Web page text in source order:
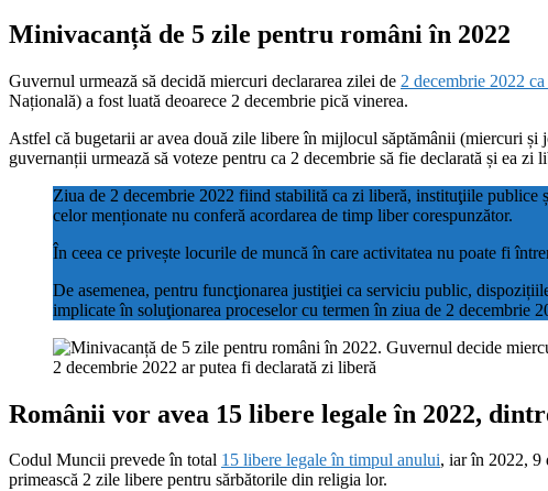
Minivacanță de 5 zile pentru români în 2022
Guvernul urmează să decidă miercuri declararea zilei de 2 decembrie 2022
Națională) a fost luată deoarece 2 decembrie pică vinerea.
Astfel că bugetarii ar avea două zile libere în mijlocul săptămânii (miercuri
guvernanții urmează să voteze pentru ca 2 decembrie să fie declarată și ea zi
Ziua de 2 decembrie 2022 fiind stabilită ca zi liberă, instituţiile
celor menționate nu conferă acordarea de timp liber corespunzător.
În ceea ce privește locurile de muncă în care activitatea nu poate fi
De asemenea, pentru funcţionarea justiţiei ca serviciu public,
implicate în soluţionarea proceselor cu termen în ziua de 2 decembrie
2 decembrie 2022 ar putea fi declarată zi liberă
Românii vor avea 15 libere legale în 2022,
Codul Muncii prevede în total 15 libere legale în timpul anului, iar în 2022, 9
primească 2 zile libere pentru sărbătorile din religia lor.